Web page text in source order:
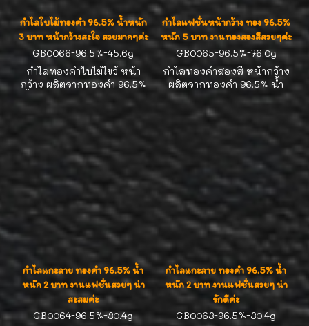
กำไลใบไม้ทองคำ 96.5% น้ำหนัก
3 บาท หน้ากว้างสะใจ สวยมากๆค่ะ
GB0066-96.5%-45.6g
กำไลทองคำใบไม้ไขว้ หน้า
กว้าง ผลิตจากทองคำ 96.5%
น้ำหนัก 3 บาท รอบวง 15.0-
15.5 cm งานแฟชั่นสวยๆ น่า
สะสมค่ะ
กำไลแฟชั่นหน้ากว้าง ทอง 96.5%
หนัก 5 บาท งานทองสองสีสวยๆค่ะ
GB0065-96.5%-76.0g
กำไลทองคำสองสี หน้ากว้าง
ผลิตจากทองคำ 96.5% น้ำ
หนัก 5 บาท รอบวง 16.0-
17.0cm งานแฟชั่นสวยๆ น่า
สะสมค่ะ
กำไลแกะลาย ทองคำ 96.5% น้ำ
หนัก 2 บาท งานแฟชั่นสวยๆ น่า
สะสมค่ะ
GB0064-96.5%-30.4g
กำไลแกะลาย ทองคำ 96.5% น้ำ
หนัก 2 บาท งานแฟชั่นสวยๆ น่า
รักดีค่ะ
GB0063-96.5%-30.4g